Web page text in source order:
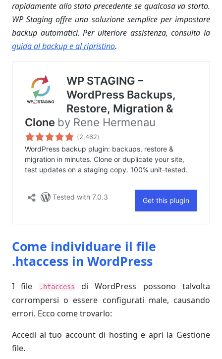
rapidamente allo stato precedente se qualcosa va storto.
WP Staging offre una soluzione semplice per impostare
backup automatici. Per ulteriore assistenza, consulta la
guida al backup e al ripristino.
Come individuare il file
.htaccess in WordPress
I file .htaccess
di WordPress possono talvolta
corrompersi o essere configurati male, causando
errori. Ecco come trovarlo:
Accedi al tuo account di hosting e apri la Gestione
file.